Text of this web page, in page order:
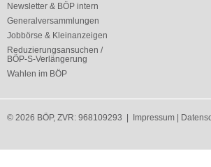
Newsletter & BÖP intern
Generalversammlungen
Jobbörse & Kleinanzeigen
Reduzierungsansuchen /
BÖP-S-Verlängerung
Wahlen im BÖP
© 2026 BÖP, ZVR: 968109293 | Impressum